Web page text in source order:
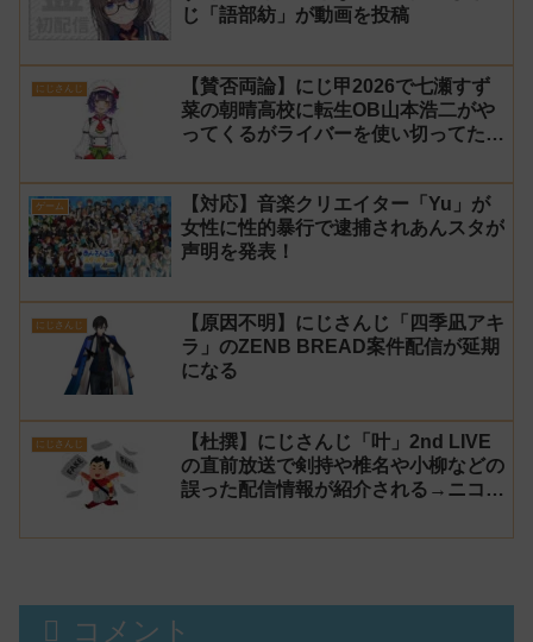
じ「語部紡」が動画を投稿
にじさんじ
【賛否両論】にじ甲2026で七瀬すず
菜の朝晴高校に転生OB山本浩二がや
ってくるがライバーを使い切ってたの
イバーの転生が可能に
ゲーム
【対応】音楽クリエイター「Yu」が
女性に性的暴行で逮捕されあんスタが
声明を発表！
にじさんじ
【原因不明】にじさんじ「四季凪アキ
ラ」のZENB BREAD案件配信が延期
になる
にじさんじ
【杜撰】にじさんじ「叶」2nd LIVE
の直前放送で剣持や椎名や小柳などの
誤った配信情報が紹介される→ニコニ
【生成AI?】
コメント